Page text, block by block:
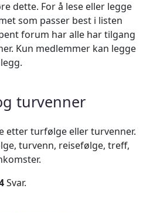
dette. For å lese eller legge
som passer best i listen
forum har alle har tilgang
Kun medlemmer kan legge
turvenner
etter turfølge eller turvenner.
turvenn, reisefølge, treff,
Svar.